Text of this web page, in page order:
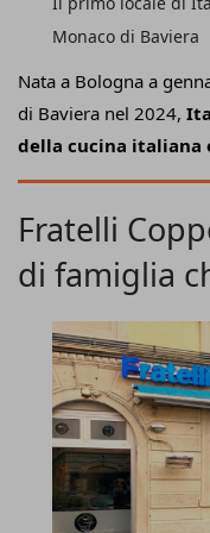
Nata a Bologna a
di Baviera nel 2024,
della cucina italiana
di questamini-catena
mondo in versione
più turisti in Italia
un concetto
sviluppo food retail.
Monaco di Baviera
Fratelli
di famiglia
Como